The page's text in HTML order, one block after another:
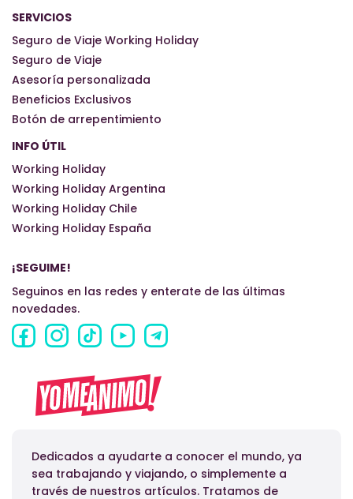
SERVICIOS
Seguro de Viaje Working Holiday
Seguro de Viaje
Asesoría personalizada
Beneficios Exclusivos
Botón de arrepentimiento
INFO ÚTIL
Working Holiday
Working Holiday Argentina
Working Holiday Chile
Working Holiday España
¡SEGUIME!
Seguinos en las redes y enterate de las últimas
novedades.
Dedicados a ayudarte a conocer el mundo, ya
sea trabajando y viajando, o simplemente a
través de nuestros artículos. Tratamos de